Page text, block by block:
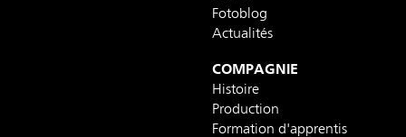
Fotoblog
Actualités
COMPAGNIE
Histoire
Production
Formation d'apprentis